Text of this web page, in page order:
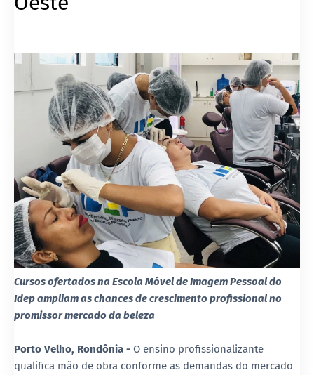
Cursos ofertados na Escola Móvel de Imagem Pessoal do
Idep ampliam as chances de crescimento profissional no
promissor mercado da beleza
Porto Velho, Rondônia - O ensino profissionalizante
qualifica mão de obra conforme as demandas do mercado